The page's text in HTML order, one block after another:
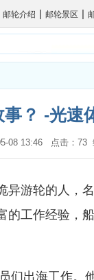
邮轮介绍 | 邮轮景区 |
？ -光速
08 13:46 点击：
异游轮的人，
的工作经验，
们出海工作。